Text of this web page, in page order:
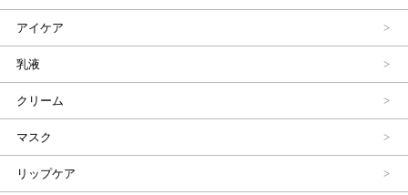
アイケア
乳液
クリーム
マスク
リップケア